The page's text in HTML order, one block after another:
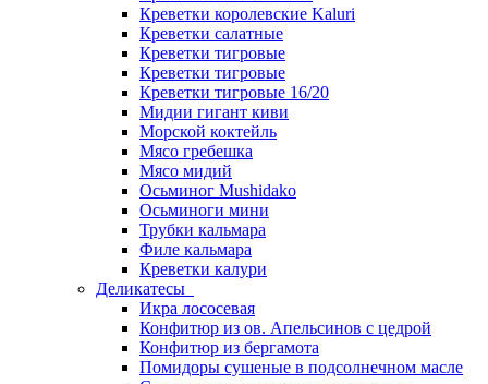
Креветки королевские Kaluri
Креветки салатные
Креветки тигровые
Креветки тигровые
Креветки тигровые 16/20
Мидии гигант киви
Морской коктейль
Мясо гребешка
Мясо мидий
Осьминог Mushidako
Осьминоги мини
Трубки кальмара
Филе кальмара
Креветки калури
Деликатесы
Икра лососевая
Конфитюр из ов. Апельсинов с цедрой
Конфитюр из бергамота
Помидоры сушеные в подсолнечном масле